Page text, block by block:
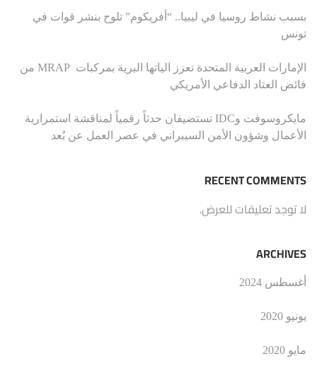
بسبب نشاط روسيا في ليبيا.. “أفريكوم” تلوح بنشر قوات في
تونس
الإمارات العربية المتحدة تعزز الياتها البرية بمركبات MRAP من
فائض العتاد الدفاعي الأمريكي
مايكروسوفت وIDC تستضيفان حدثاً رقمياً لمناقشة استمرارية
الأعمال وشؤون الأمن السيبراني في عصر العمل عن بُعد
RECENT COMMENTS
لا توجد تعليقات للعرض.
ARCHIVES
أغسطس 2024
يونيو 2020
مايو 2020